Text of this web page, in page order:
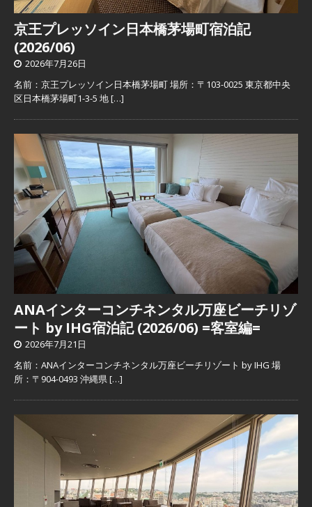
京王プレッソイン日本橋茅場町宿泊記
(2026/06)
2026年7月26日
名前：京王プレッソイン日本橋茅場町 場所：〒103-0025 東京都中央
区日本橋茅場町1-3-5 地[…]
ANAインターコンチネンタル万座ビーチリゾ
ート by IHG宿泊記 (2026/06) =客室編=
2026年7月21日
名前：ANAインターコンチネンタル万座ビーチリゾート by IHG 場
所：〒904-0493 沖縄県 […]